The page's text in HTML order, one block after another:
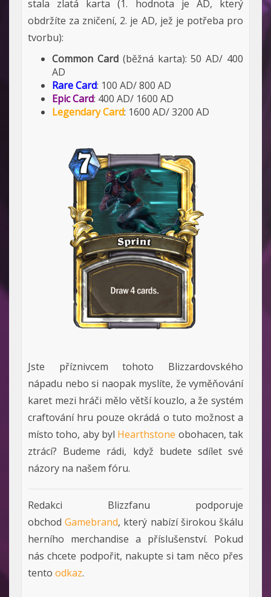
stala zlatá karta (1. hodnota je AD, který
obdržíte za zničení, 2. je AD, jež je potřeba pro
tvorbu):
Common Card(běžná karta): 50 AD/ 400
AD
Rare Card: 100 AD/ 800 AD
Epic Card: 400 AD/ 1600 AD
Legendary Card: 1600 AD/ 3200 AD
Jste příznivcem tohoto Blizzardovského
nápadu nebo si naopak myslíte, že vyměňování
karet mezi hráči mělo větší kouzlo, a že systém
craftování hru pouze okrádá o tuto možnost a
místo toho, aby byl Hearthstone obohacen, tak
ztrácí? Budeme rádi, když budete sdílet své
názory na našem fóru.
Redakci Blizzfanu podporuje
obchodGamebrand, který nabízí širokou škálu
herního merchandise a příslušenství. Pokud
nás chcete podpořit, nakupte si tam něco přes
tento odkaz.